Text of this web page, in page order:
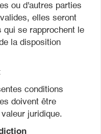
ou d'autres parties
elles seront
qui se rapprochent le
la disposition
conditions
doivent être
juridique.